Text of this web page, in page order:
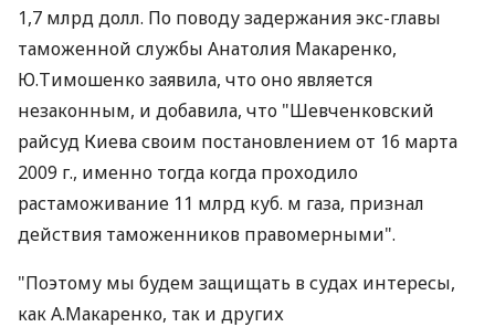
1,7 млрд долл. По поводу задержания экс-главы
таможенной службы Анатолия Макаренко,
Ю.Тимошенко заявила, что оно является
незаконным, и добавила, что "Шевченковский
райсуд Киева своим постановлением от 16 марта
2009 г., именно тогда когда проходило
растаможивание 11 млрд куб. м газа, признал
действия таможенников правомерными".
"Поэтому мы будем защищать в судах интересы,
как А.Макаренко, так и других